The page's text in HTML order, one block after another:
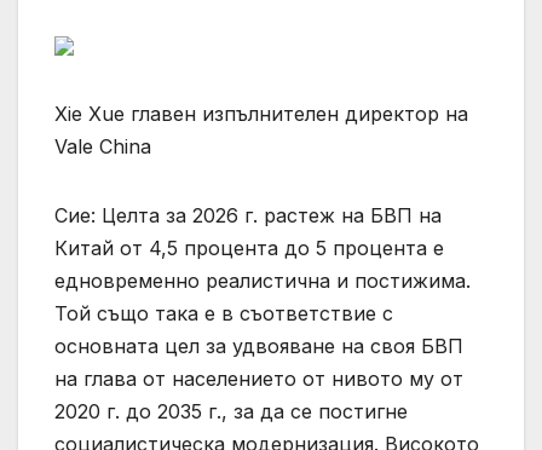
Xie Xue главен изпълнителен директор на
Vale China
Сие: Целта за 2026 г. растеж на БВП на
Китай от 4,5 процента до 5 процента е
едновременно реалистична и постижима.
Той също така е в съответствие с
основната цел за удвояване на своя БВП
на глава от населението от нивото му от
2020 г. до 2035 г., за да се постигне
социалистическа модернизация. Високото